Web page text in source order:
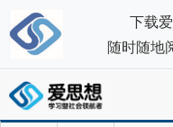
下载
随时随地